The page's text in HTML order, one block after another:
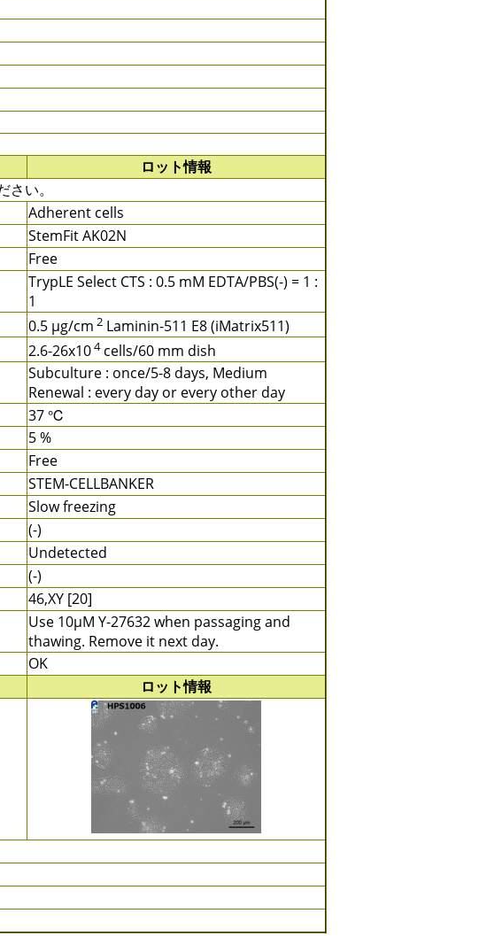
ロット情報
い。
Adherent cells
StemFit AK02N
Free
TrypLE Select CTS : 0.5 mM EDTA/PBS(-) = 1 :
1
0.5 μg/cm 2 Laminin-511 E8 (iMatrix511)
2.6-26x104cells/60 mm dish
Subculture : once/5-8 days, Medium
Renewal : every day or every other day
37 ℃
5 %
Free
STEM-CELLBANKER
Slow freezing
(-)
Undetected
(-)
46,XY [20]
Use 10μM Y-27632 when passaging and
thawing. Remove it next day.
OK
ロット情報